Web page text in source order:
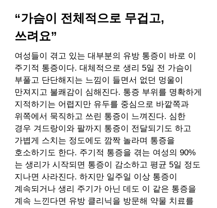
“가슴이 전체적으로 무겁고,
쓰려요”
여성들이 겪고 있는 대부분의 유방 통증이 바로 이
주기적 통증이다. 대체적으로 생리 5일 전 가슴이
부풀고 단단해지는 느낌이 들면서 없던 멍울이
만져지고 불쾌감이 심해진다. 통증 부위를 명확하게
지적하기는 어렵지만 유두를 중심으로 바깥쪽과
위쪽에서 묵직하고 쓰린 통증이 느껴진다. 심한
경우 겨드랑이와 팔까지 통증이 전달되기도 하고
가볍게 스치는 정도에도 깜짝 놀라며 통증을
호소하기도 한다. 주기적 통증을 겪는 여성의 90%
는 생리가 시작되면 통증이 감소하고 평균 5일 정도
지나면 사라진다. 하지만 일주일 이상 통증이
계속되거나 생리 주기가 아닌 데도 이 같은 통증을
계속 느낀다면 유방 클리닉을 방문해 약물 치료를